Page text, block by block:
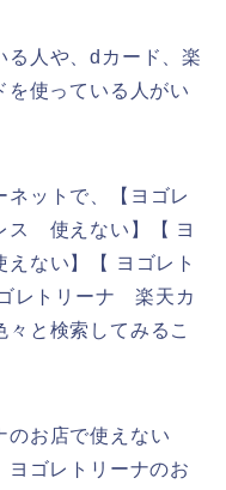
る人や、dカード、楽
を使っている人がい
ネットで、【ヨゴレ
ス 使えない】【 ヨ
ない】【 ヨゴレト
レトリーナ 楽天カ
と検索してみるこ
のお店で使えない
ゴレトリーナのお